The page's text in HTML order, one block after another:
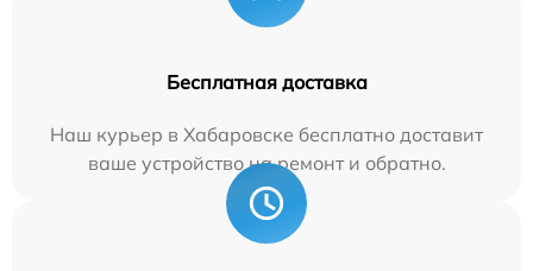
Бесплатная доставка
Наш курьер в Хабаровске бесплатно доставит
ваше устройство на ремонт и обратно.